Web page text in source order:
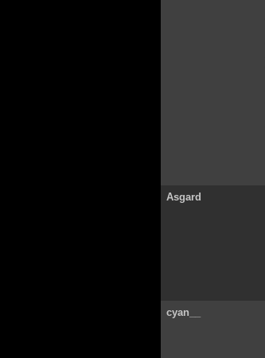
Asgard
cyan__